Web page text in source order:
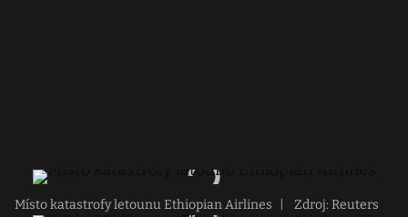
Místo katastrofy letounu Ethiopian Airlines Zdroj: Reuters